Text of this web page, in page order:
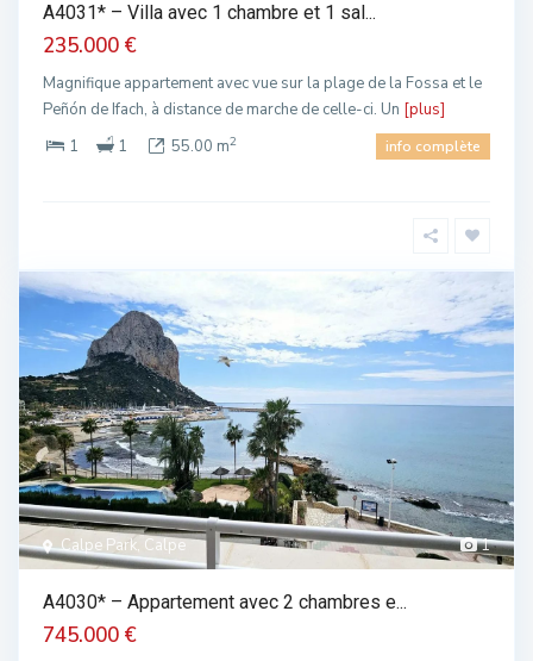
A4031* – Villa avec 1 chambre et 1 sal...
235.000 €
Magnifique appartement avec vue sur la plage de la Fossa et le
Peñón de Ifach, à distance de marche de celle-ci. Un [plus]
1
1 55.00 m2 info complète
1
Calpe Park, Calpe
A4030* – Appartement avec 2 chambres e...
745.000 €